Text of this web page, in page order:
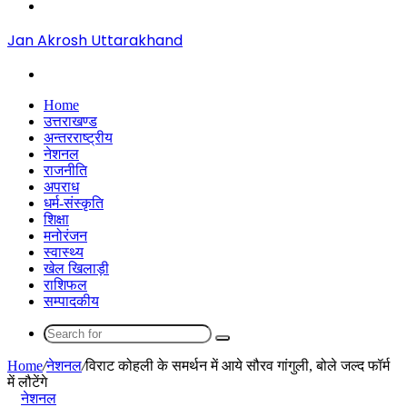
Jan Akrosh Uttarakhand
Home
उत्तराखण्ड
अन्तरराष्ट्रीय
नेशनल
राजनीति
अपराध
धर्म-संस्कृति
शिक्षा
मनोरंजन
स्वास्थ्य
खेल खिलाड़ी
राशिफल
सम्पादकीय
Search
Home/नेशनल/विराट कोहली के समर्थन में आये सौरव गांगुली, बोले जल्द फॉर्म
में लौटेंगे
नेशनल